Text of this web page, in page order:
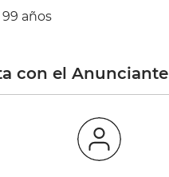
99 años
con el Anunciante